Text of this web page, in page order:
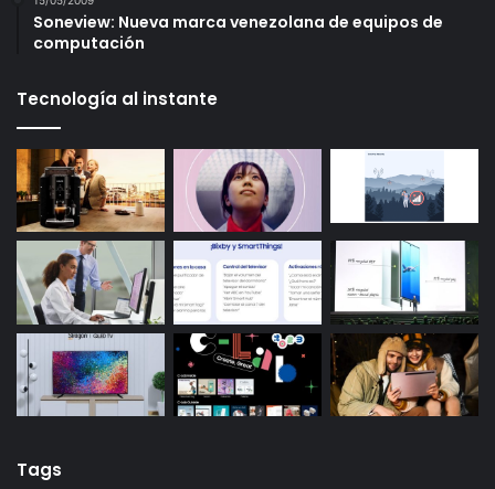
Soneview: Nueva marca venezolana de equipos de
computación
Tecnología al instante
Tags